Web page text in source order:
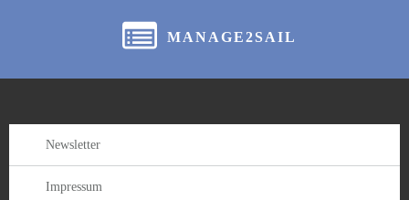
MANAGE2SAIL
Newsletter
Impressum